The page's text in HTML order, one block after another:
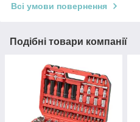
Всі умови повернення
Подібні товари компанії